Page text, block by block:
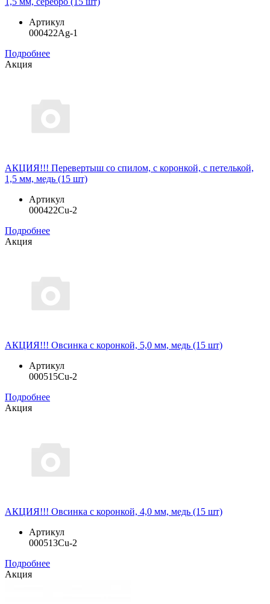
Артикул
000422Ag-1
Подробнее
Акция
АКЦИЯ!!! Перевертыш со спилом, с коронкой, с петелькой,
1,5 мм, медь (15 шт)
Артикул
000422Cu-2
Подробнее
Акция
АКЦИЯ!!! Овсинка с коронкой, 5,0 мм, медь (15 шт)
Артикул
000515Cu-2
Подробнее
Акция
АКЦИЯ!!! Овсинка с коронкой, 4,0 мм, медь (15 шт)
Артикул
000513Cu-2
Подробнее
Акция